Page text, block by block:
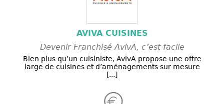
AVIVA CUISINES
Devenir Franchisé AvivA, c’est facile
Bien plus qu’un cuisiniste, AvivA propose une offre
large de cuisines et d’aménagements sur mesure
[...]